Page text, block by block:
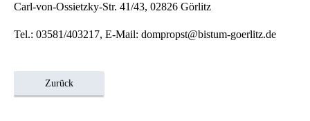
Carl-von-Ossietzky-Str. 41/43, 02826 Görlitz
Tel.: 03581/403217, E-Mail: dompropst@bistum-goerlitz.de
Zurück